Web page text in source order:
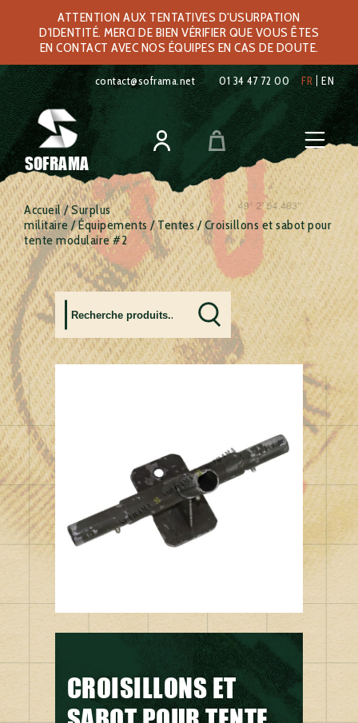
ATTENTION AUX TENTATIVES D'USURPATION
D'IDENTITÉ. MERCI DE BIEN VÉRIFIER QUE VOUS ÊTES
EN CONTACT AVEC NOS ÉQUIPES EN CAS DE DOUTE.
contact@soframa.net 01 34 47 72 00 FR EN
SOFRAMA
Accueil/Surplus
militaire /Équipements/Tentes/ Croisillons et sabot pour
tente modulaire #2
CROISILLONS ET